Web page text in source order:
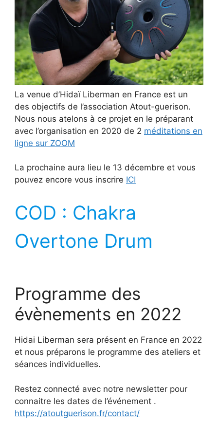
La venue d’Hidaï Liberman en France est un
des objectifs de l’association Atout-guerison.
Nous nous atelons à ce projet en le préparant
avec l’organisation en 2020 de 2 méditations en
ligne sur ZOOM
La prochaine aura lieu le 13 décembre et vous
pouvez encore vous inscrire ICI
COD : Chakra
Overtone Drum
Programme des
évènements en 2022
Hidai Liberman sera présent en France en 2022
et nous préparons le programme des ateliers et
séances individuelles.
Restez connecté avec notre newsletter pour
connaitre les dates de l’événement .
https://atoutguerison.fr/contact/